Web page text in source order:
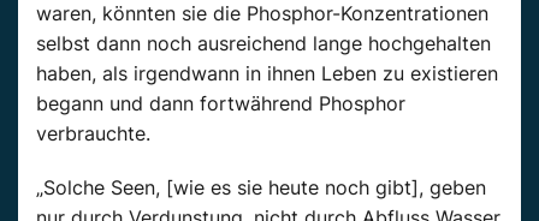
waren, könnten sie die Phosphor-Konzentrationen
selbst dann noch ausreichend lange hochgehalten
haben, als irgendwann in ihnen Leben zu existieren
begann und dann fortwährend Phosphor
verbrauchte.
„Solche Seen, [wie es sie heute noch gibt], geben